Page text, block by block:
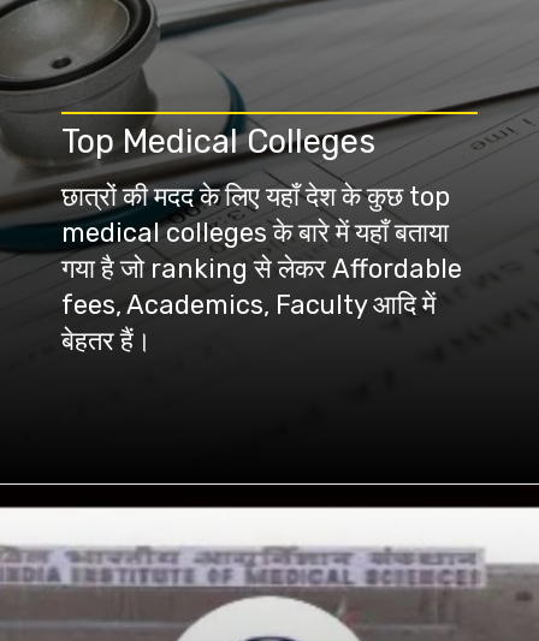
छात्रों की मदद के लिए यहाँ देश के कुछ top
medical colleges के बारे में यहाँ बताया
गया है जो ranking से लेकर Affordable
fees, Academics, Faculty आदि में
Top Medical Colleges